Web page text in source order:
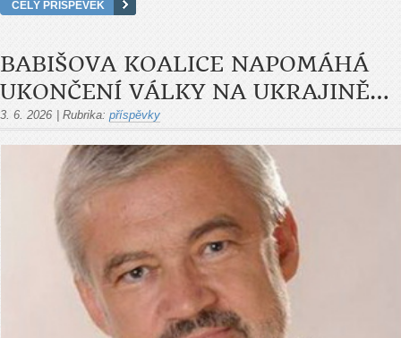
CELÝ PŘÍSPĚVEK
BABIŠOVA KOALICE NAPOMÁHÁ
UKONČENÍ VÁLKY NA UKRAJINĚ…
3. 6. 2026 Rubrika: příspěvky